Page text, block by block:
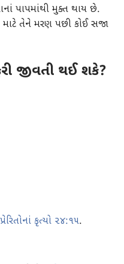
પાપમાંથી મુક્ત થાય છે.
માટે તેને મરણ પછી કોઈ સજા
જીવતી થઈ શકે?
પ્રેરિતોનાં કૃત્યો ૨૪:૧૫.